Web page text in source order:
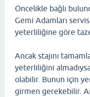
Öncelikle bağlı
Gemi Adamları
yeterliliğine göre
Ancak stajını
yeterliliğini
olabilir. Bunun için
girmen gerekebilir.